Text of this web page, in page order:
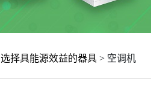
选择具能源效益的器具 > 空调机